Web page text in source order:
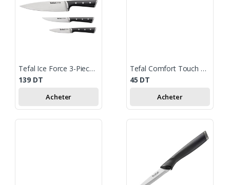
Tefal Ice Force 3-Piece Set
139 DT
Acheter
Tefal Comfort Touch – Utility Knife 12cm + Cover
45 DT
Acheter